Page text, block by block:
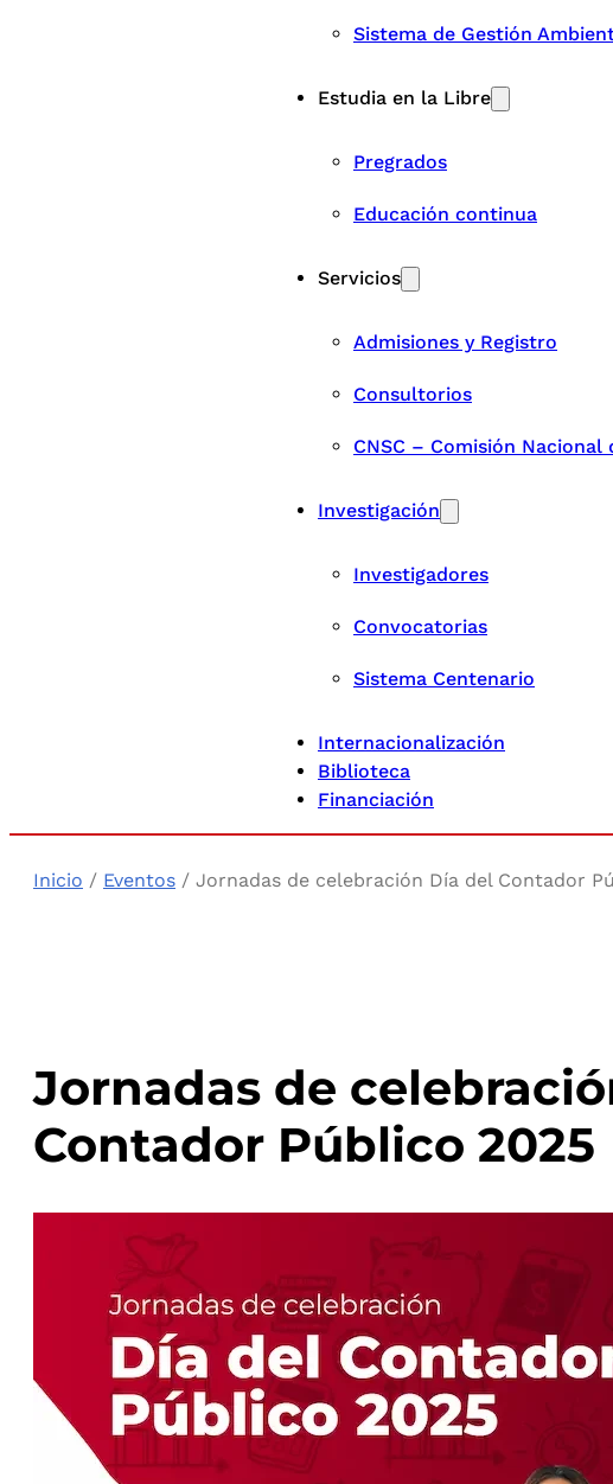
Sistema de Gestión
Estudia en la Libre
Pregrados
Educación continua
Servicios
Admisiones y Registro
Consultorios
CNSC – Comisión Nacional
Investigación
Investigadores
Convocatorias
Sistema Centenario
Internacionalización
Biblioteca
Financiación
Inicio / Eventos / Jornadas de celebración Día del Contador
Jornadas de
Contador Público 2025